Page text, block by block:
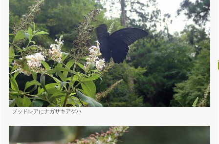
ブッドレアにナガサキアゲハ